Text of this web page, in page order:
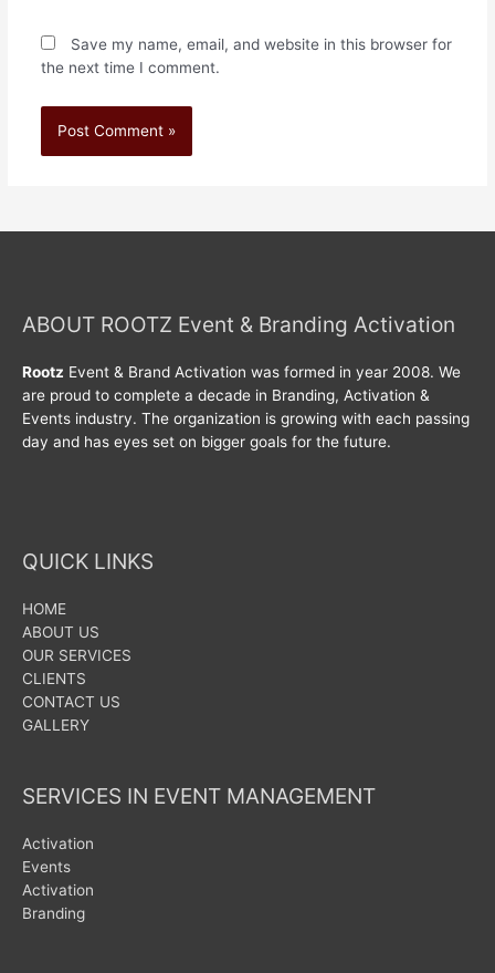
Save my name, email, and website in this browser for
the next time I comment.
ABOUT ROOTZ Event & Branding Activation
Rootz Event & Brand Activation was formed in year 2008. We
are proud to complete a decade in Branding, Activation &
Events industry. The organization is growing with each passing
day and has eyes set on bigger goals for the future.
QUICK LINKS
HOME
ABOUT US
OUR SERVICES
CLIENTS
CONTACT US
GALLERY
SERVICES IN EVENT MANAGEMENT
Activation
Events
Activation
Branding